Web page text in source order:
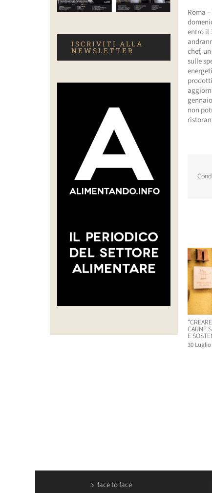
Roma
entro il
chef,
sulle
non
CARNE
E
30 Luglio
ISCRIVITI ALLA
NEWSLETTER
face to face